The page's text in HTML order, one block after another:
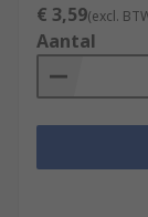
€ 3,59(excl.
Aantal